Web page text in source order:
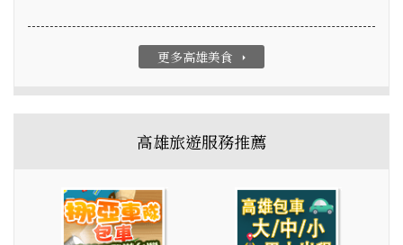
更多高雄美食 arrow_right
高雄旅遊服務推薦